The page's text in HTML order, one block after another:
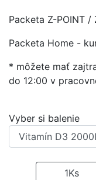
Packeta Z-POINT /
Packeta Home -
* môžete mať
do 12:00 v
Vyber si balenie
1Ks